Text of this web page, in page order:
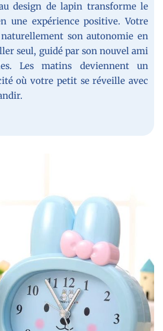
design de lapin transforme le
une expérience positive. Votre
son autonomie en
seul, guidé par son nouvel ami
Les matins deviennent un
où votre petit se réveille avec